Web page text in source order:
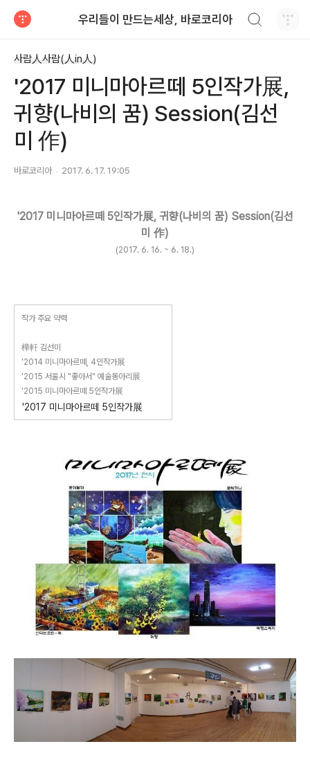
우리들이 만드는세상, 바로코리아
사람人사람(人in人)
'2017 미니마아르떼 5인작가展,
귀향(나비의 꿈) Session(김선
미 作)
바로코리아 2017. 6. 17. 19:05
'2017 미니마아르떼 5인작가展, 귀향(나비의 꿈) Session(김선
미 作)
(2017. 6. 16. ~ 6. 18.)
작가 주요 약력
樺軒 김선미
'2014 미니마아르떼, 4인작가展
'2015 서울시 "좋아서" 예술동아리展
'2015 미니마아르떼 5인작가展
'2017 미니마아르떼 5인작가展